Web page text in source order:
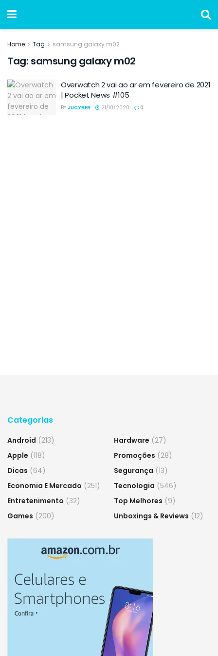
Home Tag samsung galaxy m02
Tag: samsung galaxy m02
Overwatch 2 vai ao ar em fevereiro de 2021
| Pocket News #105
BY JUCYBER 21/10/2020 0
Categorias
Android (213)
Apple (118)
Dicas (64)
Economia E Mercado (251)
Entretenimento (32)
Games (200)
Hardware (27)
Promoções (28)
Segurança (13)
Tecnologia (546)
Top Melhores (9)
Unboxings & Reviews (12)